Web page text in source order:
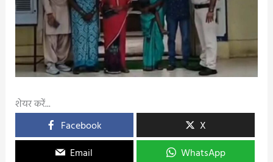
शेयर करें...
Facebook
X
Email
WhatsApp